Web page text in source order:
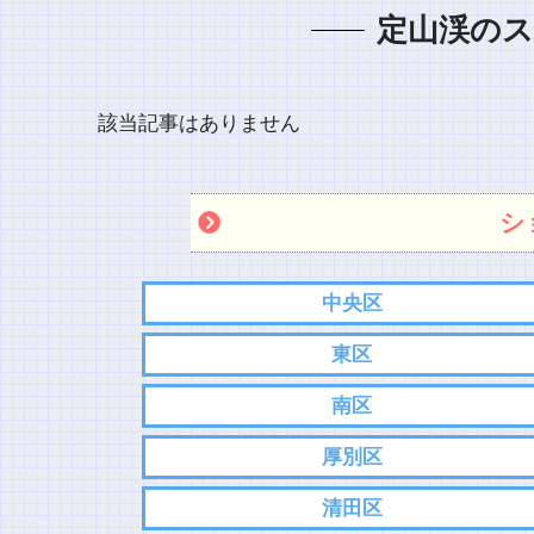
定山渓の
該当記事はありません
シ
中央区
東区
南区
厚別区
清田区